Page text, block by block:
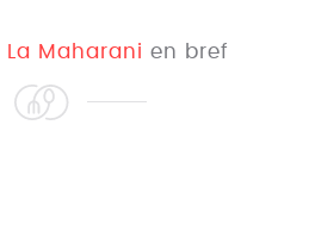
La Maharani en bref